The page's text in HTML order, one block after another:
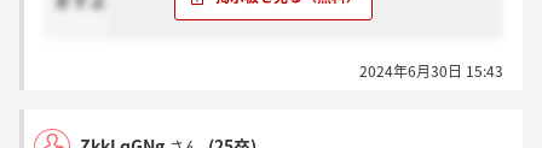
2024年6月30日 15:43